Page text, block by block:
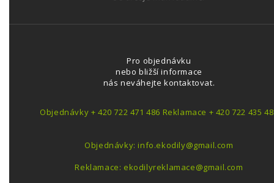
Pro objednávku
nebo bližší informace
nás neváhejte kontaktovat.
Objednávky + 420 722 471 486 Reklamace + 420 722 435
Objednávky: info.ekodily@gmail.com
Reklamace: ekodilyreklamace@gmail.com